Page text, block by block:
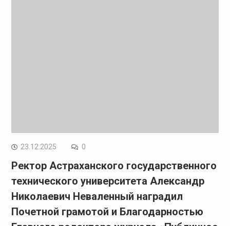
23.12.2025 0
Ректор Астраханского государственного
технического университета Александр
Николаевич Неваленный наградил
Почетной грамотой и Благодарностью